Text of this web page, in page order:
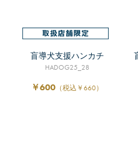
盲導犬支援ハンカチ
HADOG25_28
￥600 （税込￥660）